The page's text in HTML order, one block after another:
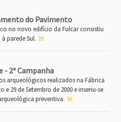
do Pavimento
no novo edifício da Fulcar consistiu
parede Sul.
- 2ª Campanha
arqueológicos realizados na Fábrica
29 de Setembro de 2000 e inseriu-se
preventiva.